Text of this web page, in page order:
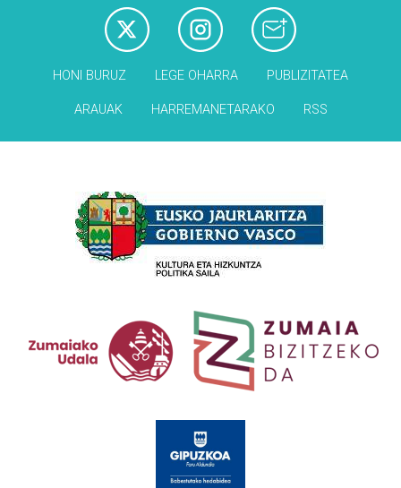
HONI BURUZ LEGE OHARRA PUBLIZITATEA
ARAUAK HARREMANETARAKO RSS